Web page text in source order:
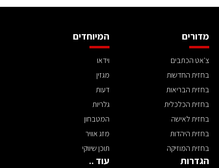
מדורים
צ'אט הכתבים
בחזית החדשות
בחזית הבריאות
בחזית הכלכלית
בחזית לאישה
בחזית היהדות
בחזית המוזיקה
המיוחדים
וידאו
מגזין
דעות
גלריות
המטבחון
מזג אוויר
תוכן שיווקי
הגדרות עוד ..